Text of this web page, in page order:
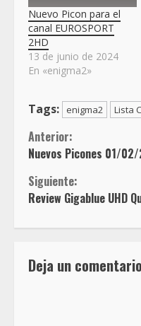
Nuevo Picon para el
canal EUROSPORT
2HD
13 de junio de 2024
En «enigma2»
Tags: enigma2 Lista
Sigue
leyendo
Anterior:
Nuevos Picones 01/
Siguiente:
Review Gigablue UHD
Deja un comentario